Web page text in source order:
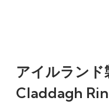
アイルランド
Claddagh